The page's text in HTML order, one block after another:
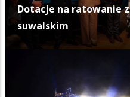
Dotacje na ratowanie
suwalskim